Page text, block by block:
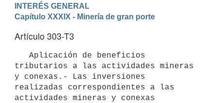
INTERÉS GENERAL
Capítulo XXXIX - Minería de gran porte
Artículo 303-T3
tributarios a las actividades mineras
y conexas.- Las inversiones
realizadas correspondientes a las
actividades mineras y conexas